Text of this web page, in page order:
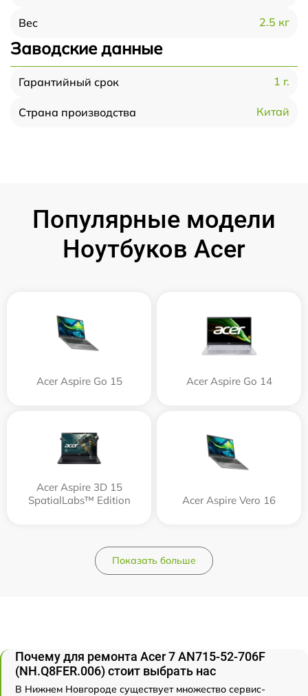
Вес 2.5 кг
Заводские данные
Гарантийный срок 1 г.
Страна производства Китай
Популярные модели
Ноутбуков Acer
Acer Aspire Go 15 Acer Aspire Go 14
Acer Aspire 3D 15
SpatialLabs™ Edition
Acer Aspire Vero 16
Показать больше
Почему для ремонта Acer 7 AN715-52-706F
(NH.Q8FER.006) стоит выбрать нас
В Нижнем Новгороде существует множество сервис-